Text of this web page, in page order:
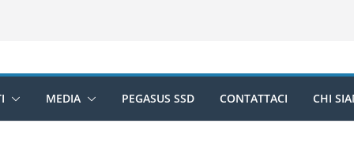
MEDIA PEGASUS SSD CONTATTACI CHI